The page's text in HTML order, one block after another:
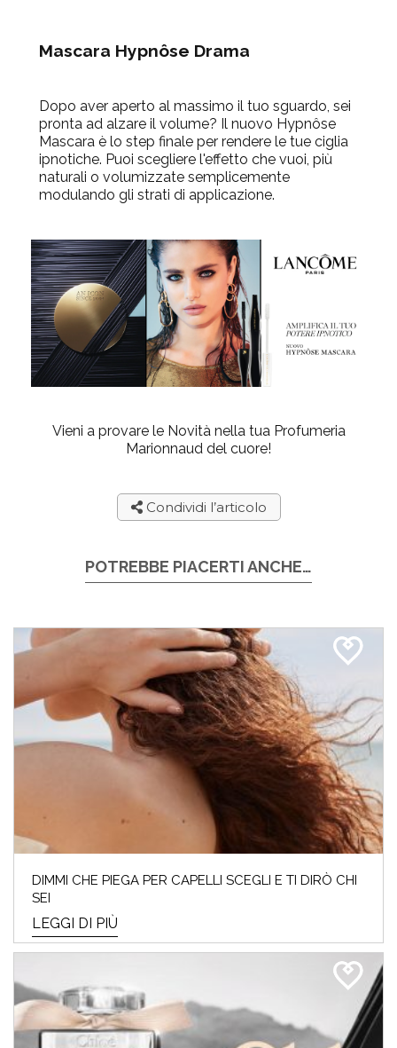
Mascara Hypnôse Drama
Dopo aver aperto al massimo il tuo sguardo, sei
pronta ad alzare il volume? Il nuovo Hypnôse
Mascara è lo step finale per rendere le tue ciglia
ipnotiche. Puoi scegliere l'effetto che vuoi, più
naturali o volumizzate semplicemente
modulando gli strati di applicazione.
Vieni a provare le Novità nella tua Profumeria
Marionnaud del cuore!
Condividi l’articolo
POTREBBE PIACERTI ANCHE…
DIMMI CHE PIEGA PER CAPELLI SCEGLI E TI DIRÒ CHI
SEI
LEGGI DI PIÙ